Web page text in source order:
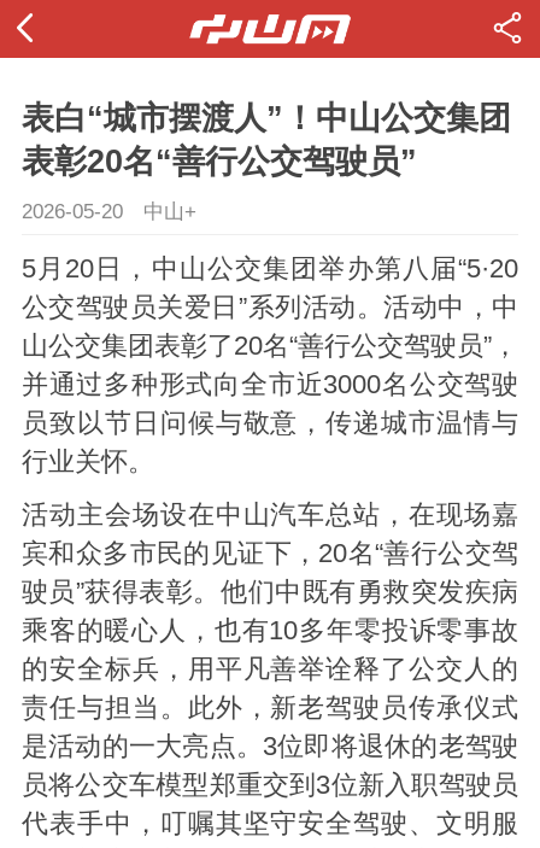
表白“城市摆渡人”！中山公交集团
表彰20名“善行公交驾驶员”
2026-05-20 中山+
5月20日，中山公交集团举办第八届“5·20
公交驾驶员关爱日”系列活动。活动中，中
山公交集团表彰了20名“善行公交驾驶员”，
并通过多种形式向全市近3000名公交驾驶
员致以节日问候与敬意，传递城市温情与
行业关怀。
活动主会场设在中山汽车总站，在现场嘉
宾和众多市民的见证下，20名“善行公交驾
驶员”获得表彰。他们中既有勇救突发疾病
乘客的暖心人，也有10多年零投诉零事故
的安全标兵，用平凡善举诠释了公交人的
责任与担当。此外，新老驾驶员传承仪式
是活动的一大亮点。3位即将退休的老驾驶
员将公交车模型郑重交到3位新入职驾驶员
代表手中，叮嘱其坚守安全驾驶、文明服